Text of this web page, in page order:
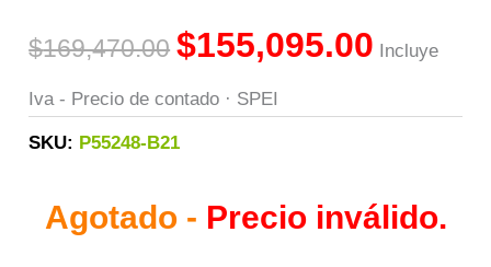
$169,470.00 $155,095.00 Incluye
Iva - Precio de contado · SPEI
SKU: P55248-B21
Agotado - Precio inválido.